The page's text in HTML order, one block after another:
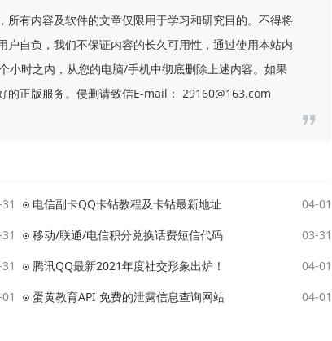
有内容及软件的文章仅限用于学习和研究目的。不得将
自负，我们不保证内容的长久可用性，通过使用本站内
小时之内，从您的电脑/手机中彻底删除上述内容。如果
的正版服务。侵删请致信E-mail： 29160@163.com
电信副卡QQ卡钻教程及卡钻最新地址
04-01
移动/联通/电信积分兑换话费短信代码
03-31
腾讯QQ最新2021年度社交形象出炉！
04-01
蛋黄教育API 免费的泄露信息查询网站 04-01